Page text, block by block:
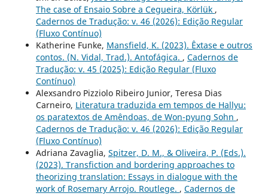
The case of Ensaio Sobre a Cegueira, Körlük ,
Cadernos de Tradução: v. 46 (2026): Edição Regular
(Fluxo Contínuo)
Katherine Funke, Mansfield, K. (2023). Êxtase e outros
contos. (N. Vidal, Trad.). Antofágica. , Cadernos de
Tradução: v. 45 (2025): Edição Regular (Fluxo
Contínuo)
Alexsandro Pizziolo Ribeiro Junior, Teresa Dias
Carneiro, Literatura traduzida em tempos de Hallyu:
os paratextos de Amêndoas, de Won-pyung Sohn ,
Cadernos de Tradução: v. 46 (2026): Edição Regular
(Fluxo Contínuo)
Adriana Zavaglia, Spitzer, D. M., & Oliveira, P. (Eds.).
(2023). Transfiction and bordering approaches to
theorizing translation: Essays in dialogue with the
work of Rosemary Arrojo. Routlege. , Cadernos de